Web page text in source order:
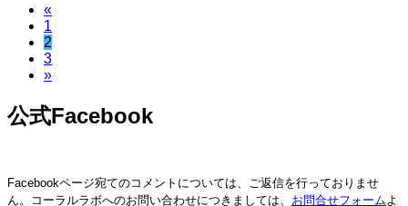
ペ
ー
送
«
ペ
ー
ジ
1
ペ
ー
ジ
2
ペ
ー
3
»
公式Facebook
Facebookページ宛てのコメントについては、ご返信を行っておりませ
ん。コーラルラボへのお問い合わせにつきましては、 お問合せフォーム よ